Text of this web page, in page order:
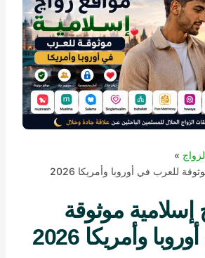
للعرب في أوروبا وأمريكا 2026
إسلامية موثوقة
وأمريكا 2026